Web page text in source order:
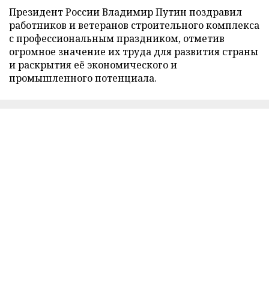
Президент России Владимир Путин поздравил
работников и ветеранов строительного комплекса
с профессиональным праздником, отметив
огромное значение их труда для развития страны
и раскрытия её экономического и
промышленного потенциала.